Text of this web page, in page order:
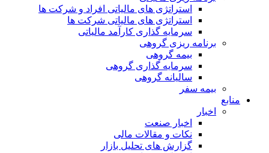
استراتژی های مالیاتی افراد و شرکت ها
استراتژی های مالیاتی شرکت ها
سرمایه گذاری کارآمد مالیاتی
برنامه ریزی گروهی
بیمه گروهی
سرمایه گذاری گروهی
سالیانه گروهی
بیمه سفر
منابع
اخبار
اخبار صنعت
نکات و مقالات مالی
گزارش های تحلیل بازار